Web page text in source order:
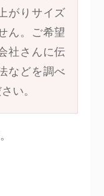
がりサイズ
ん。ご希望
社さんに伝
などを調べ
い。